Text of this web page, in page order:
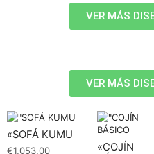
VER MÁS
VER MÁS
«SOFÁ KUMU
€1,053.00
«COJÍN